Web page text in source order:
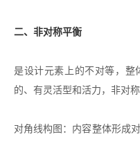
二、非对称平衡
是设计元素上的不对等，整
的、有灵活型和活力，非对
对角线构图：内容整体形成